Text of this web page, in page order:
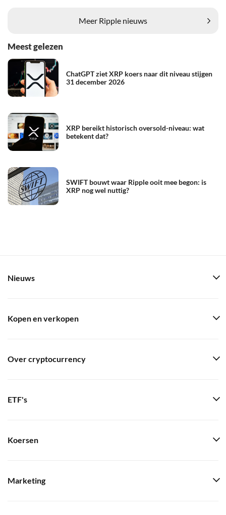
Meer Ripple nieuws
Meest gelezen
ChatGPT ziet XRP koers naar dit niveau stijgen
31 december 2026
XRP bereikt historisch oversold-niveau: wat
betekent dat?
SWIFT bouwt waar Ripple ooit mee begon: is
XRP nog wel nuttig?
Nieuws
Kopen en verkopen
Over cryptocurrency
ETF's
Koersen
Marketing